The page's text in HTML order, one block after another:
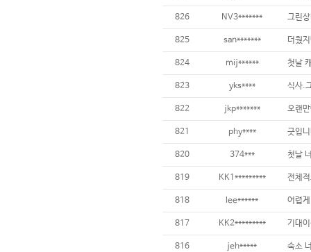
826 NV3*******
825 san*******
824 mij******
823 yks****
822 jkp*******
821 phy****
820 374***
819 KK1*********
818 lee******
817 KK2*********
816 jeh*****